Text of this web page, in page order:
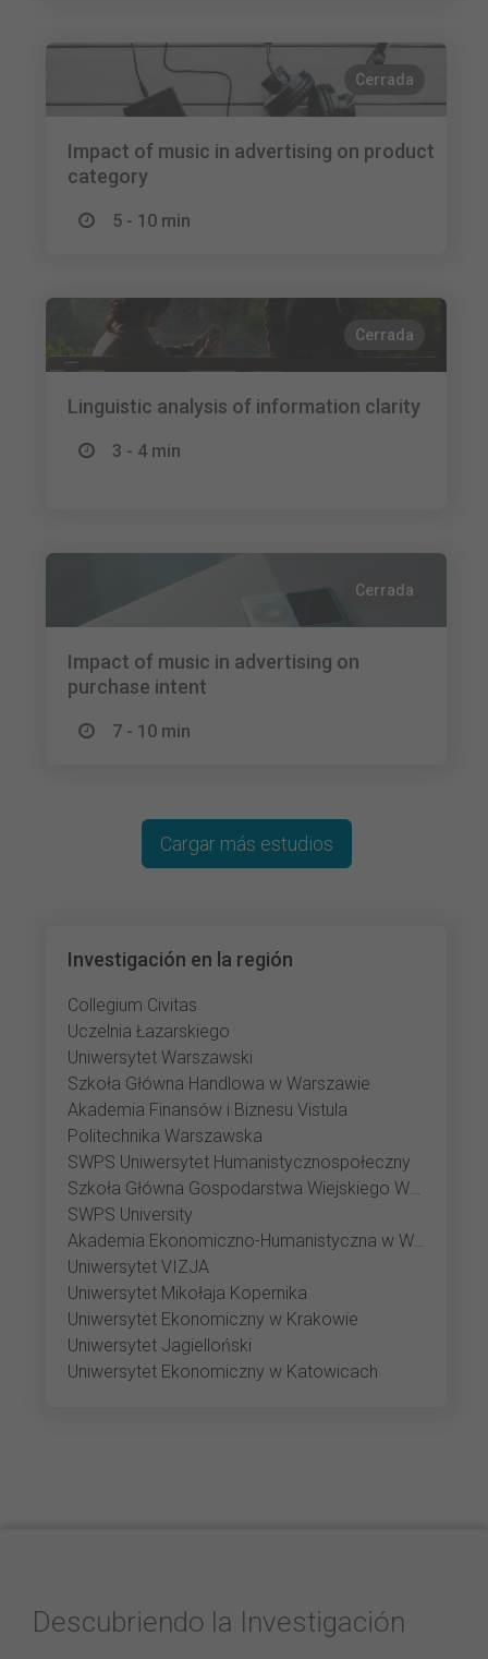
Cerrada
Impact of music in advertising on product
category
5 - 10 min
Cerrada
Linguistic analysis of information clarity
3 - 4 min
Cerrada
Impact of music in advertising on
purchase intent
7 - 10 min
Investigación en la región
Collegium Civitas
Uczelnia Łazarskiego
Uniwersytet Warszawski
Szkoła Główna Handlowa w Warszawie
Akademia Finansów i Biznesu Vistula
Politechnika Warszawska
SWPS Uniwersytet Humanistycznospołeczny
Szkoła Główna Gospodarstwa Wiejskiego Warszawie
SWPS University
Akademia Ekonomiczno-Humanistyczna w Warszawie
Uniwersytet VIZJA
Uniwersytet Mikołaja Kopernika
Uniwersytet Ekonomiczny w Krakowie
Uniwersytet Jagielloński
Uniwersytet Ekonomiczny w Katowicach
Cargar más estudios
Descubriendo la Investigación